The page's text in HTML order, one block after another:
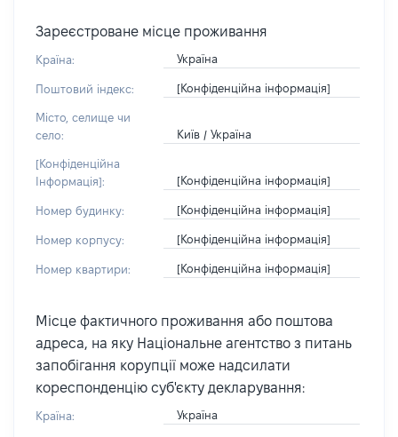
Зареєстроване місце проживання
Країна: Україна
Поштовий індекс: [Конфіденційна інформація]
Місто, селище чи
село:
Київ / Україна
[Конфіденційна
Інформація]:
[Конфіденційна інформація]
Номер будинку: [Конфіденційна інформація]
Номер корпусу: [Конфіденційна інформація]
Номер квартири: [Конфіденційна інформація]
Місце фактичного проживання або поштова
адреса, на яку Національне агентство з питань
запобігання корупції може надсилати
кореспонденцію суб'єкту декларування:
Країна: Україна